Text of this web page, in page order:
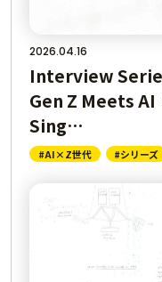
2026.04.16
#AI×Z世代 #シリーズ
Interview
Gen Z Meets
Sing…